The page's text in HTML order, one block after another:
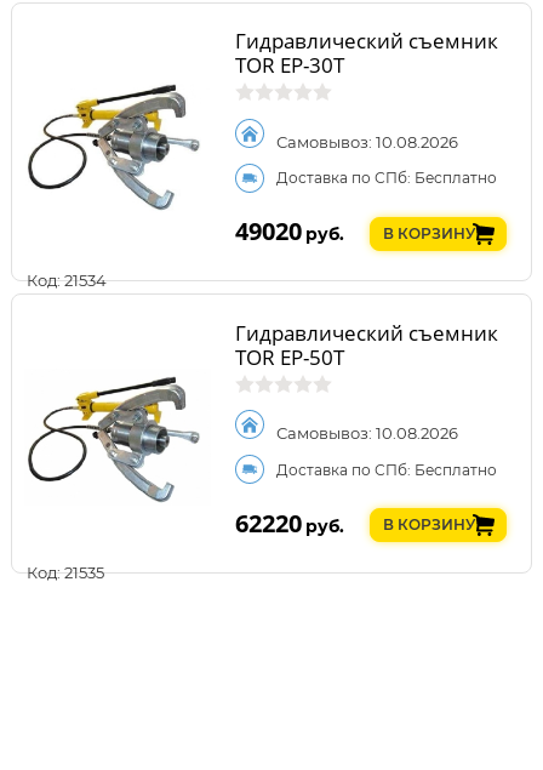
Код: 21534
Гидравлический съемник
TOR EP-30T
Самовывоз: 10.08.2026
Доставка по СПб: Бесплатно
49020 руб. В КОРЗИНУ
Код: 21535
Гидравлический съемник
TOR EP-50T
Самовывоз: 10.08.2026
Доставка по СПб: Бесплатно
62220 руб. В КОРЗИНУ